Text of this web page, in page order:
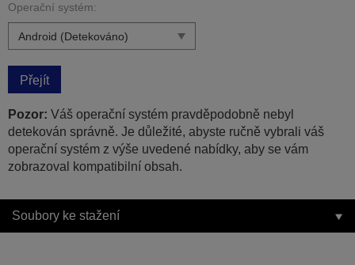
Operační systém:
Přejít
Pozor: Váš operační systém pravděpodobně nebyl
detekován správně. Je důležité, abyste ručně vybrali váš
operační systém z výše uvedené nabídky, aby se vám
zobrazoval kompatibilní obsah.
Soubory ke stažení